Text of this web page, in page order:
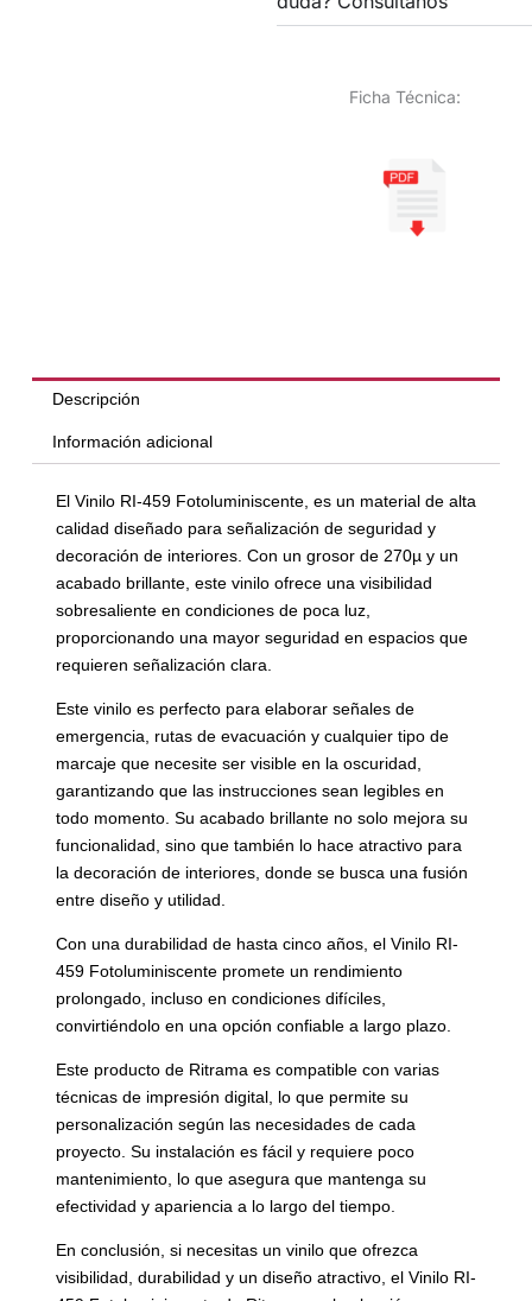
Ficha Técnica:
Descripción
Información adicional
El Vinilo RI-459 Fotoluminiscente, es un material de alta
calidad diseñado para señalización de seguridad y
decoración de interiores. Con un grosor de 270µ y un
acabado brillante, este vinilo ofrece una visibilidad
sobresaliente en condiciones de poca luz,
proporcionando una mayor seguridad en espacios que
requieren señalización clara.
Este vinilo es perfecto para elaborar señales de
emergencia, rutas de evacuación y cualquier tipo de
marcaje que necesite ser visible en la oscuridad,
garantizando que las instrucciones sean legibles en
todo momento. Su acabado brillante no solo mejora su
funcionalidad, sino que también lo hace atractivo para
la decoración de interiores, donde se busca una fusión
entre diseño y utilidad.
Con una durabilidad de hasta cinco años, el Vinilo RI-
459 Fotoluminiscente promete un rendimiento
prolongado, incluso en condiciones difíciles,
convirtiéndolo en una opción confiable a largo plazo.
Este producto de Ritrama es compatible con varias
técnicas de impresión digital, lo que permite su
personalización según las necesidades de cada
proyecto. Su instalación es fácil y requiere poco
mantenimiento, lo que asegura que mantenga su
efectividad y apariencia a lo largo del tiempo.
En conclusión, si necesitas un vinilo que ofrezca
visibilidad, durabilidad y un diseño atractivo, el Vinilo RI-